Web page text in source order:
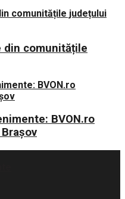
din comunitățile
BVON.ro